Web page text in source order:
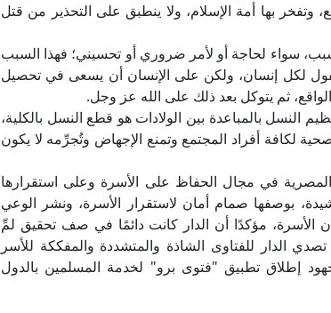
وتفخر بها أمة الإسلام، ولا ينطبق على التحذير من قتل
سواء لحاجة أو لأمر ضروري أو تحسيني؛ فهذا السبب
لكل إنسان، ولكن على الإنسان أن يسعى في تحصيل
ثم يتوكل بعد ذلك على الله عز وجل.
بالمباعدة بين الولادات هو قطع النسل بالكلية،
لكافة أفراد المجتمع وتمنع الإجهاض وتُجرِّمه لا يكون
المصرية في مجال الحفاظ على الأسرة وعلى استقرارها
بوصفها صمام أمان لاستقرار الأسرة، ونشر الوعي
الأسرة، مؤكدًا أن الدار كانت دائمًا في صف تحقيق لمِّ
الدار للفتاوى الشاذة والمتشددة والمفككة للأسر
إطلاق تطبيق "فتوى برو" لخدمة المسلمين بالدول